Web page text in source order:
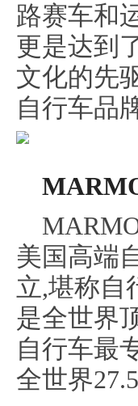
路赛车和
更是达到
文化的先
自行车品
美国高端
立,堪称自
是全世界
自行车最
全世界